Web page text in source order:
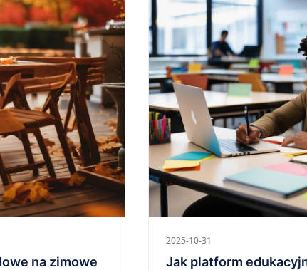
na zimowe
2025-10-31
Jak platform